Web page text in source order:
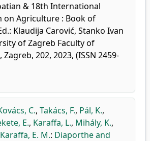
& 18th International
on Agriculture : Book of
Klaudija Carović, Stanko Ivan
of Zagreb Faculty of
202, 2023, (ISSN 2459-
C., Takács, F., Pál, K.,
E., Karaffa, L., Mihály, K.,
Karaffa, E. M.: Diaporthe and